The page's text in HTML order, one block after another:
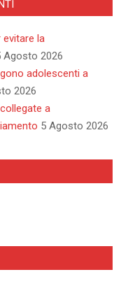
la
Agosto 2026
adolescenti a
2026
a
5 Agosto 2026